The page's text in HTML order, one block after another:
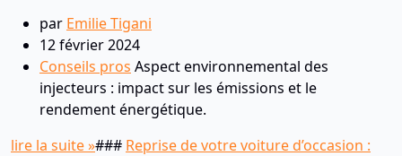
par Emilie Tigani
12 février 2024
Conseils pros Aspect environnemental des
injecteurs : impact sur les émissions et le
rendement énergétique.
lire la suite »### Reprise de votre voiture d’occasion :